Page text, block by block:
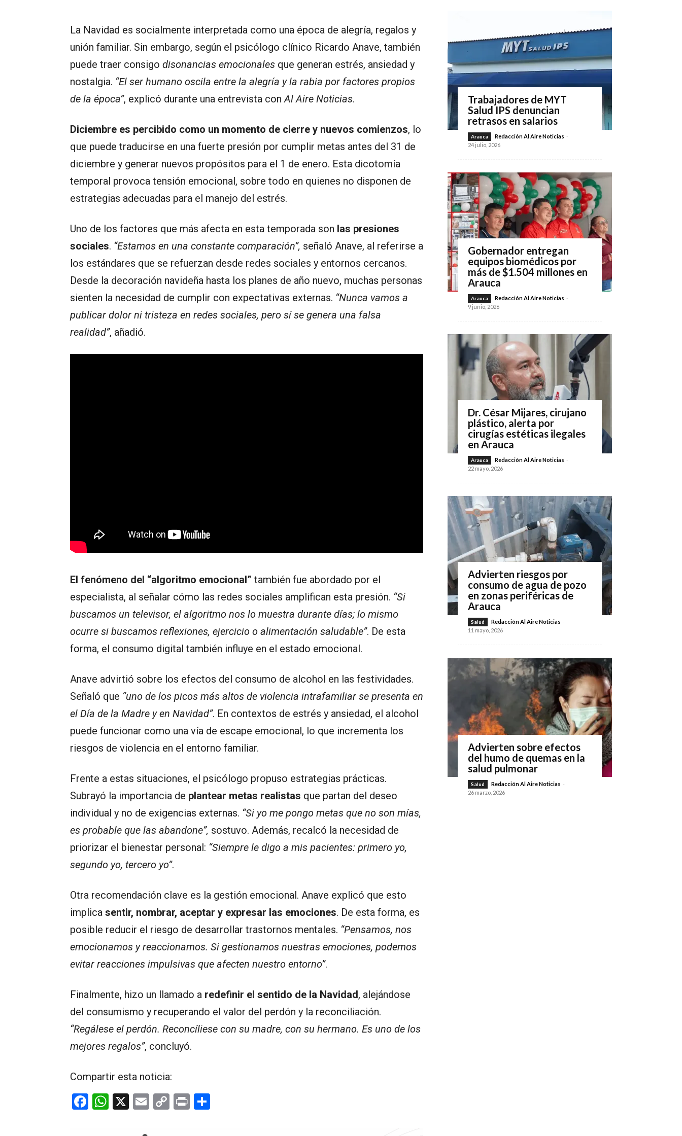
La Navidad es socialmente interpretada como una época de alegría, regalos y
unión familiar. Sin embargo, según el psicólogo clínico Ricardo Anave, también
puede traer consigo disonancias emocionales que generan estrés, ansiedad y
nostalgia. “El ser humano oscila entre la alegría y la rabia por factores propios
de la época”, explicó durante una entrevista conAl Aire Noticias.
Diciembre es percibido como un momento de cierre y nuevos comienzos, lo
que puede traducirse en una fuerte presión por cumplir metas antes del 31 de
diciembre y generar nuevos propósitos para el 1 de enero. Esta dicotomía
temporal provoca tensión emocional, sobre todo en quienes no disponen de
estrategias adecuadas para el manejo del estrés.
Uno de los factores que más afecta en esta temporada son las presiones
sociales. “Estamos en una constante comparación”, señaló Anave, al referirse a
los estándares que se refuerzan desde redes sociales y entornos cercanos.
Desde la decoración navideña hasta los planes de año nuevo, muchas personas
sienten la necesidad de cumplir con expectativas externas. “Nunca vamos a
publicar dolor ni tristeza en redes sociales, pero sí se genera una falsa
realidad”, añadió.
El fenómeno del “algoritmo emocional” también fue abordado por el
especialista, al señalar cómo las redes sociales amplifican esta presión. “Si
buscamos un televisor, el algoritmo nos lo muestra durante días; lo mismo
ocurre si buscamos reflexiones, ejercicio o alimentación saludable”. De esta
forma, el consumo digital también influye en el estado emocional.
Anave advirtió sobre los efectos del consumo de alcohol en las festividades.
Señaló que “uno de los picos más altos de violencia intrafamiliar se presenta en
el Día de la Madre y en Navidad”. En contextos de estrés y ansiedad, el alcohol
puede funcionar como una vía de escape emocional, lo que incrementa los
riesgos de violencia en el entorno familiar.
Frente a estas situaciones, el psicólogo propuso estrategias prácticas.
Subrayó la importancia de plantear metas realistas que partan del deseo
individual y no de exigencias externas. “Si yo me pongo metas que no son mías,
es probable que las abandone”, sostuvo. Además, recalcó la necesidad de
priorizar el bienestar personal: “Siempre le digo a mis pacientes: primero yo,
segundo yo, tercero yo”.
Otra recomendación clave es la gestión emocional. Anave explicó que esto
implica sentir, nombrar, aceptar y expresar las emociones. De esta forma, es
posible reducir el riesgo de desarrollar trastornos mentales. “Pensamos, nos
emocionamos y reaccionamos. Si gestionamos nuestras emociones, podemos
evitar reacciones impulsivas que afecten nuestro entorno”.
Finalmente, hizo un llamado a redefinir el sentido de la Navidad, alejándose
del consumismo y recuperando el valor del perdón y la reconciliación.
“Regálese el perdón. Reconcíliese con su madre, con su hermano. Es uno de los
mejores regalos”, concluyó.
Compartir esta noticia:
F
W X
E
C
Pr
Trabajadores de MYT
Salud IPS denuncian
retrasos en salarios
Arauca Redacción Al Aire Noticias -
24 julio, 2026
Gobernador entregan
equipos biomédicos por
más de $1.504 millones en
Arauca
Arauca Redacción Al Aire Noticias -
9 junio, 2026
Dr. César Mijares, cirujano
plástico, alerta por
cirugías estéticas ilegales
en Arauca
Arauca Redacción Al Aire Noticias -
22 mayo, 2026
Advierten riesgos por
consumo de agua de pozo
en zonas periféricas de
Arauca
Salud Redacción Al Aire Noticias -
11 mayo, 2026
Advierten sobre efectos
del humo de quemas en la
salud pulmonar
Salud Redacción Al Aire Noticias -
26 marzo, 2026